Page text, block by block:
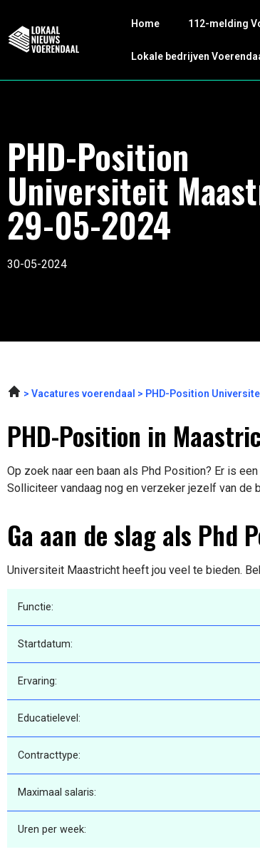
Home 112-melding
Lokale bedrijven
PHD-Position
Universiteit
29-05-2024
30-05-2024
Vacatures voerendaal PHD-Position
PHD-Position in
Op zoek naar een baan als Phd Position? Er is
Solliciteer vandaag nog en verzeker jezelf van de
Ga aan de slag als Phd
Universiteit Maastricht heeft jou veel te bieden.
Functie:
Startdatum:
Ervaring:
Educatielevel:
Contracttype:
Maximaal salaris:
Uren per week: